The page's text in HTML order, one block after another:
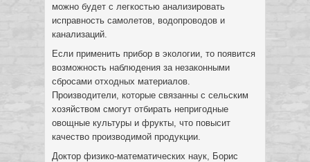
можно будет с легкостью анализировать
исправность самолетов, водопроводов и
канализаций.
Если применить прибор в экологии, то появится
возможность наблюдения за незаконными
сбросами отходных материалов.
Производители, которые связанны с сельским
хозяйством смогут отбирать непригодные
овощные культуры и фрукты, что повысит
качество производимой продукции.
Доктор физико-математических наук, Борис